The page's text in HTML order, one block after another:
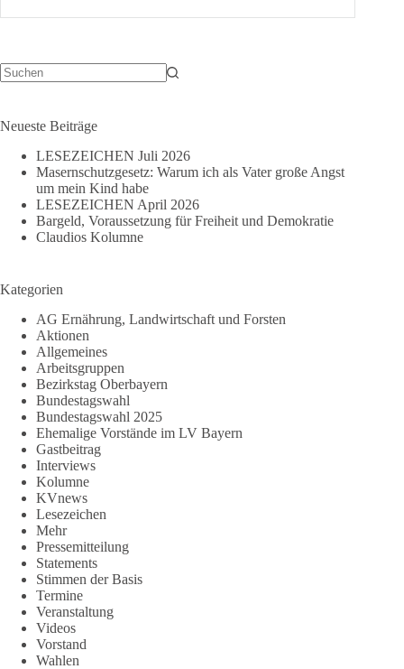
Hoffnung
Enttäuschten.
Neueste Beiträge
LESEZEICHEN Juli 2026
Masernschutzgesetz: Warum ich als Vater große Angst
um mein Kind habe
LESEZEICHEN April 2026
Bargeld, Voraussetzung für Freiheit und Demokratie
Claudios Kolumne
Kategorien
AG Ernährung, Landwirtschaft und Forsten
Aktionen
Allgemeines
Arbeitsgruppen
Bezirkstag Oberbayern
Bundestagswahl
Bundestagswahl 2025
Ehemalige Vorstände im LV Bayern
Gastbeitrag
Interviews
Kolumne
KVnews
Lesezeichen
Mehr
Pressemitteilung
Statements
Stimmen der Basis
Termine
Veranstaltung
Videos
Vorstand
Wahlen